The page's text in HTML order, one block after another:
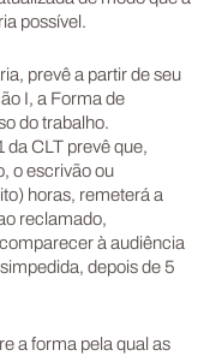
possível.
prevê a partir de seu
I, a Forma de
do trabalho.
da CLT prevê que,
o escrivão ou
horas, remeterá a
reclamado,
à audiência
depois de 5
a forma pela qual as